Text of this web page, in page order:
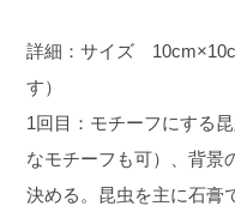
詳細：サイズ
す）
1回目：モチーフにする
なモチーフも可）、背景
決める。昆虫を主に石膏